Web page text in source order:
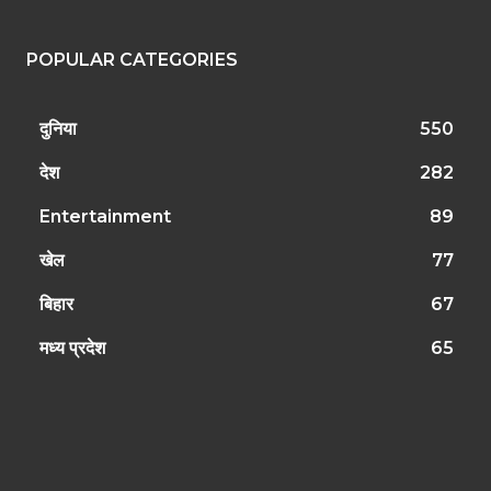
POPULAR CATEGORIES
दुनिया 550
देश 282
Entertainment 89
खेल 77
बिहार 67
मध्य प्रदेश 65